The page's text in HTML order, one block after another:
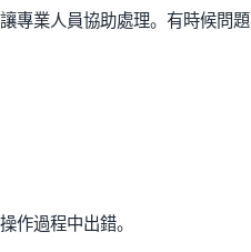
專業人員協助處理。有時候問
作過程中出錯。